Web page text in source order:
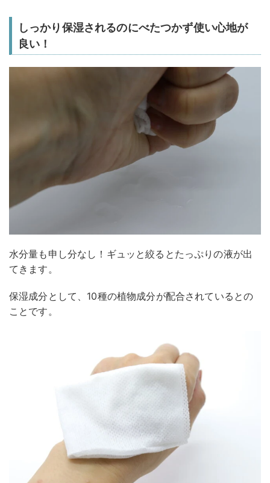
しっかり保湿されるのにべたつかず使い心地が
良い！
水分量も申し分なし！ギュッと絞るとたっぷりの液が出
てきます。
保湿成分として、10種の植物成分が配合されているとの
ことです。